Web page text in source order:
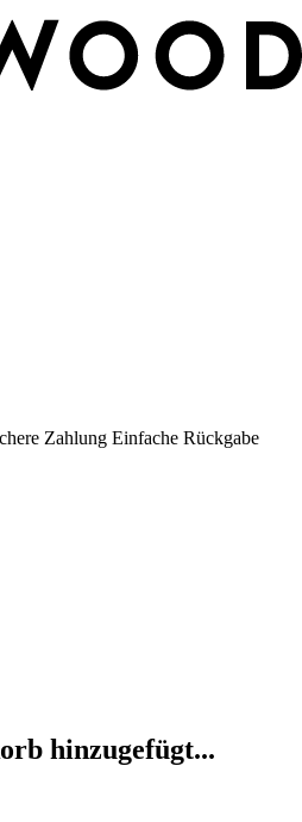
Zahlung Einfache Rückgabe
hinzugefügt...